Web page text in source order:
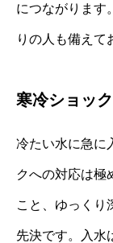
につながります
りの人も備えて
寒冷ショッ
冷たい水に急に
クへの対応は極
こと、ゆっくり
先決です。入水